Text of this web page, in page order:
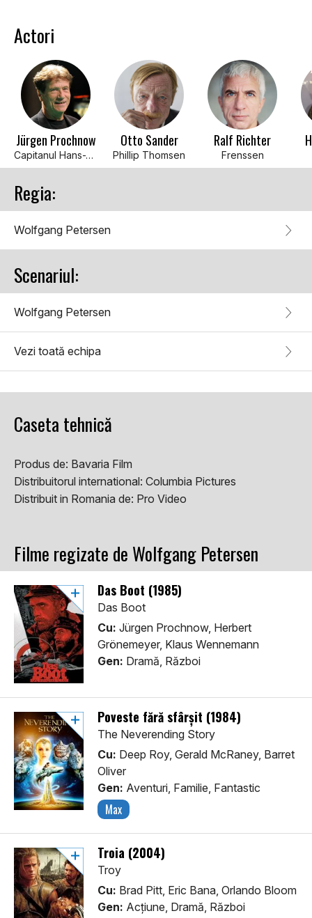
Actori
Jürgen Prochnow
Capitanul Hans-Jurgen
Otto Sander
Phillip Thomsen
Ralf Richter
Frenssen
Regia:
Wolfgang Petersen
Scenariul:
Wolfgang Petersen
Vezi toată echipa
Caseta tehnică
Produs de: Bavaria Film
Distribuitorul international: Columbia Pictures
Distribuit in Romania de: Pro Video
Filme regizate de Wolfgang Petersen
Das Boot (1985)
Das Boot
Cu: Jürgen Prochnow, Herbert
Grönemeyer, Klaus Wennemann
Gen: Dramă, Război
Poveste fără sfârșit (1984)
The Neverending Story
Cu: Deep Roy, Gerald McRaney, Barret
Oliver
Gen: Aventuri, Familie, Fantastic
Max
Troia (2004)
Troy
Cu: Brad Pitt, Eric Bana, Orlando Bloom
Gen: Acţiune, Dramă, Război